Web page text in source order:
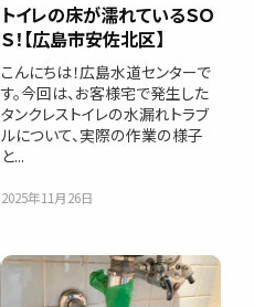
トイレの床が濡れているＳＯ
Ｓ！【広島市安佐北区】
こんにちは！広島水道センターで
す。今回は、お客様宅で発生した
タンクレストイレの水漏れトラブ
ルについて、実際の作業の様子
と...
2025年11月26日